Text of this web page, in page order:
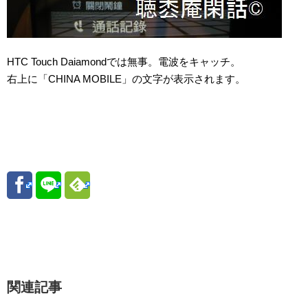
HTC Touch Daiamondでは無事。電波をキャッチ。
右上に「CHINA MOBILE」の文字が表示されます。
関連記事